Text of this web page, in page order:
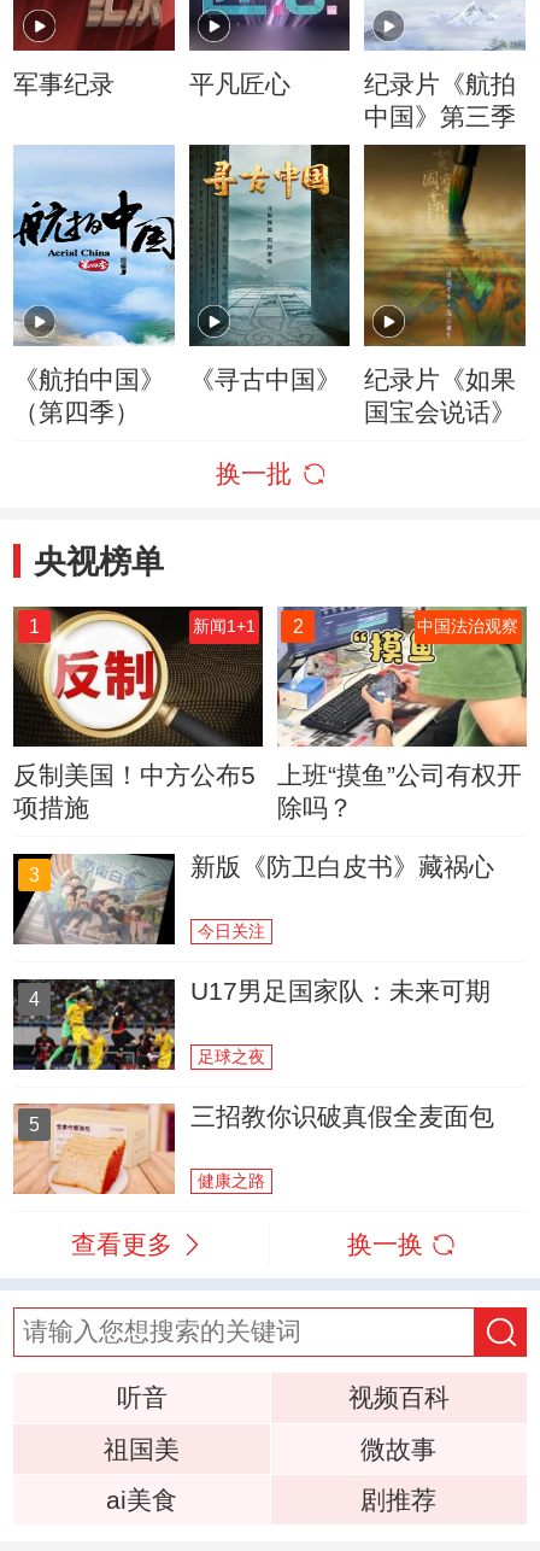
军事纪录 平凡匠心
纪录片《航拍
中国》第三季
《航拍中国》
（第四季）
《寻古中国》
纪录片《如果
国宝会说话》
换一批
央视榜单
1 新闻1+1
反制美国！中方公布5
项措施
2 中国法治观察
上班“摸鱼”公司有权开
除吗？
3 新版《防卫白皮书》藏祸心
今日关注
4 U17男足国家队：未来可期
足球之夜
5 三招教你识破真假全麦面包
健康之路
查看更多 换一换
听音
视频百科
祖国美
微故事
ai美食
剧推荐